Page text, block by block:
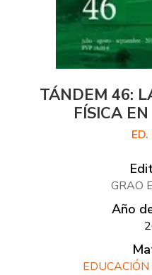
TÁNDEM 46:
FÍSICA
GRAO
Año